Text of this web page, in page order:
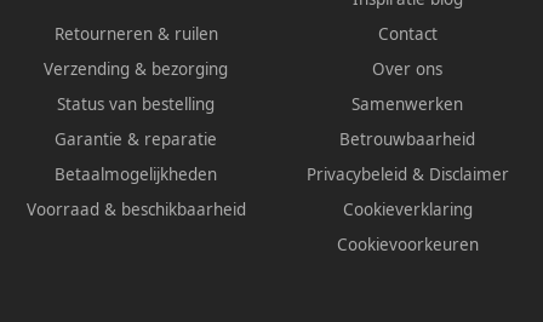
Retourneren & ruilen
Verzending & bezorging
Status van bestelling
Garantie & reparatie
Betaalmogelijkheden
Voorraad & beschikbaarheid
Contact
Over ons
Samenwerken
Betrouwbaarheid
Privacybeleid & Disclaimer
Cookieverklaring
Cookievoorkeuren